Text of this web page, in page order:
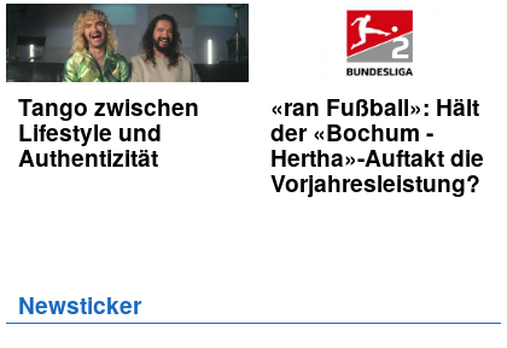
Tango zwischen
Lifestyle und
Authentizität
«ran Fußball»: Hält
der «Bochum -
Hertha»-Auftakt die
Vorjahresleistung?
Newsticker